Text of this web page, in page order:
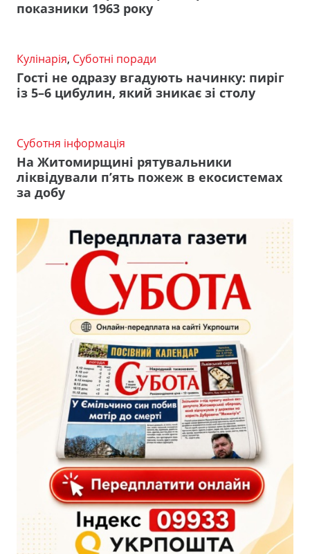
показники 1963 року
Кулінарія, Суботні поради
Гості не одразу вгадують начинку: пиріг
із 5–6 цибулин, який зникає зі столу
Суботня інформація
На Житомирщині рятувальники
ліквідували п’ять пожеж в екосистемах
за добу